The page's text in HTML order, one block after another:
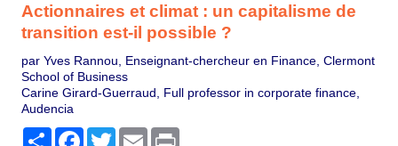
Actionnaires et climat : un capitalisme de
transition est-il possible ?
par Yves Rannou, Enseignant-chercheur en Finance, Clermont
School of Business
Carine Girard-Guerraud, Full professor in corporate finance,
Audencia
PartagerFacebook
TwitterEmail